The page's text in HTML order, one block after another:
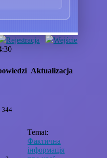
Rejestracja
Wejście
Aktualizacja
344
Temat:
Фактична
інформація